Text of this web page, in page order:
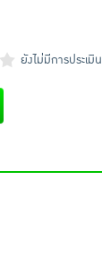
ยังไม่มีการประเมิน